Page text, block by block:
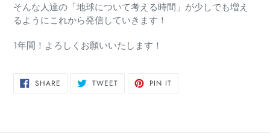
そんな人達の「地球について考える時間」が少しでも増え
るようにこれから発信していきます！
1年間！よろしくお願いいたします！
SHARE SHARE TWEETTWEET PIN IT